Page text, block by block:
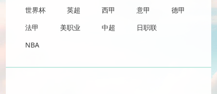
世界杯 英超 西甲 意甲
德甲
法甲
美职业 中超
日职联
NBA